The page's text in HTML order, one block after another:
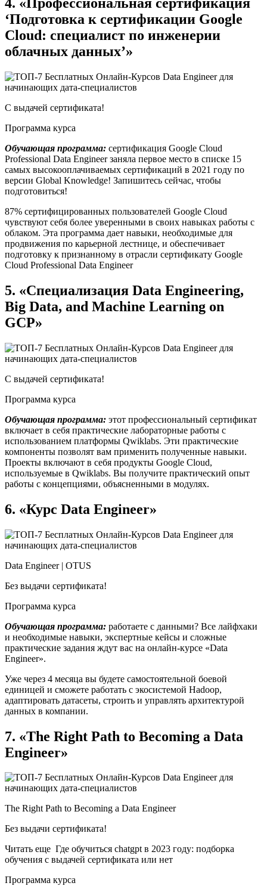
‘Подготовка к сертификации Google
Cloud: специалист по инженерии
облачных данных’»
С выдачей сертификата!
Программа курса
Обучающая программа: сертификация Google Cloud
Professional Data Engineer заняла первое место в списке 15
самых высокооплачиваемых сертификаций в 2021 году по
версии Global Knowledge! Запишитесь сейчас, чтобы
подготовиться!
87% сертифицированных пользователей Google Cloud
чувствуют себя более уверенными в своих навыках работы с
облаком. Эта программа дает навыки, необходимые для
продвижения по карьерной лестнице, и обеспечивает
подготовку к признанному в отрасли сертификату Google
Cloud Professional Data Engineer
5. «Специализация Data Engineering,
Big Data, and Machine Learning on
GCP»
С выдачей сертификата!
Программа курса
Обучающая программа: этот профессиональный сертификат
включает в себя практические лабораторные работы с
использованием платформы Qwiklabs. Эти практические
компоненты позволят вам применить полученные навыки.
Проекты включают в себя продукты Google Cloud,
используемые в Qwiklabs. Вы получите практический опыт
работы с концепциями, объясненными в модулях.
6. «Курс Data Engineer»
Data Engineer | OTUS
Без выдачи сертификата!
Программа курса
Обучающая программа: работаете с данными? Все лайфхаки
и необходимые навыки, экспертные кейсы и сложные
практические задания ждут вас на онлайн-курсе «Data
Engineer».
Уже через 4 месяца вы будете самостоятельной боевой
единицей и сможете работать с экосистемой Hadoop,
адаптировать датасеты, строить и управлять архитектурой
данных в компании.
7. «The Right Path to Becoming a Data
Engineer»
The Right Path to Becoming a Data Engineer
Без выдачи сертификата!
Читать еще Где обучиться chatgpt в 2023 году: подборка
обучения с выдачей сертификата или нет
Программа курса